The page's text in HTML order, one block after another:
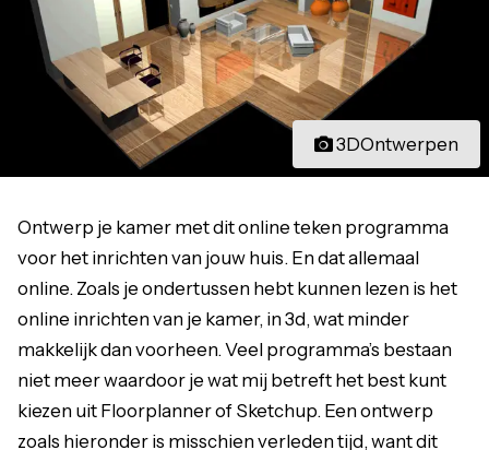
3DOntwerpen
Ontwerp je kamer met dit online teken programma
voor het inrichten van jouw huis. En dat allemaal
online. Zoals je ondertussen hebt kunnen lezen is het
online inrichten van je kamer, in 3d, wat minder
makkelijk dan voorheen. Veel programma’s bestaan
niet meer waardoor je wat mij betreft het best kunt
kiezen uit Floorplanner of Sketchup. Een ontwerp
zoals hieronder is misschien verleden tijd, want dit